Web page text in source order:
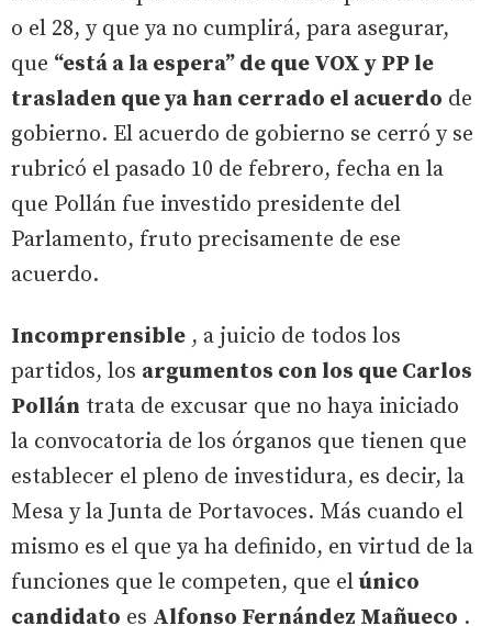
o el 28, y que ya no cumplirá, para asegurar,
que “está a la espera” de que VOX y PP le
trasladen que ya han cerrado el acuerdo de
gobierno. El acuerdo de gobierno se cerró y se
rubricó el pasado 10 de febrero, fecha en la
que Pollán fue investido presidente del
Parlamento, fruto precisamente de ese
acuerdo.
Incomprensible , a juicio de todos los
partidos, los argumentos con los que Carlos
Pollán trata de excusar que no haya iniciado
la convocatoria de los órganos que tienen que
establecer el pleno de investidura, es decir, la
Mesa y la Junta de Portavoces. Más cuando el
mismo es el que ya ha definido, en virtud de la
funciones que le competen, que el único
candidato es Alfonso Fernández Mañueco .